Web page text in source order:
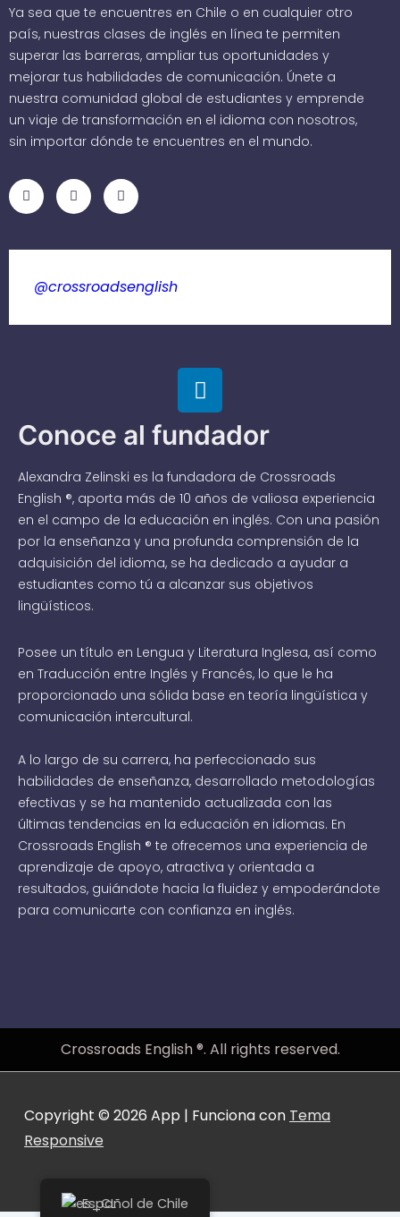
Ya sea que te encuentres en Chile o en cualquier otro
país, nuestras clases de inglés en línea te permiten
superar las barreras, ampliar tus oportunidades y
mejorar tus habilidades de comunicación. Únete a
nuestra comunidad global de estudiantes y emprende
un viaje de transformación en el idioma con nosotros,
sin importar dónde te encuentres en el mundo.
@crossroadsenglish
Conoce al fundador
Alexandra Zelinski es la fundadora de Crossroads
English ®, aporta más de 10 años de valiosa experiencia
en el campo de la educación en inglés. Con una pasión
por la enseñanza y una profunda comprensión de la
adquisición del idioma, se ha dedicado a ayudar a
estudiantes como tú a alcanzar sus objetivos
lingüísticos.
Posee un título en Lengua y Literatura Inglesa, así como
en Traducción entre Inglés y Francés, lo que le ha
proporcionado una sólida base en teoría lingüística y
comunicación intercultural.
A lo largo de su carrera, ha perfeccionado sus
habilidades de enseñanza, desarrollado metodologías
efectivas y se ha mantenido actualizada con las
últimas tendencias en la educación en idiomas. En
Crossroads English ® te ofrecemos una experiencia de
aprendizaje de apoyo, atractiva y orientada a
resultados, guiándote hacia la fluidez y empoderándote
para comunicarte con confianza en inglés.
Crossroads English ®. All rights reserved.
Copyright © 2026 App | Funciona con Tema
Responsive
Español de Chile